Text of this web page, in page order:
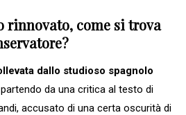
rinnovato, come si trova
dallo studioso spagnolo
partendo da una critica al testo di
accusato di una certa oscurità di